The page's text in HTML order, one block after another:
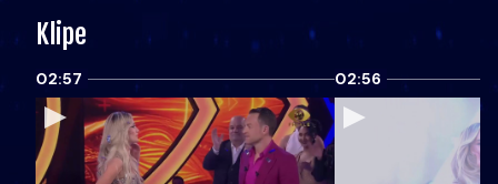
Klipe
02:57 02:56